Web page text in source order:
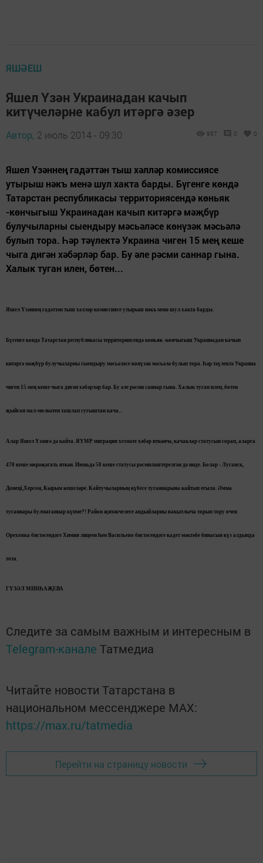
ЯШӘЕШ
Яшел Үзән Украинадан качып
китүчеләрне кабул итәргә әзер
Автор, 2 июль 2014 - 09:30 957 0 0
Яшел Үзәннең гадәттән тыш хәлләр комиссиясе
утырыш нәкъ менә шул хакта барды. Бүгенге көндә
Татарстан республикасы территориясендә көньяк
-көнчыгыш Украинадан качып китәргә мәҗбүр
булучыларны сыендыру мәсьәләсе көнүзәк мәсьәлә
булып тора. Һәр тәүлектә Украина чиген 15 мең кеше
чыга дигән хәбәрләр бар. Бу әле рәсми саннар гына.
Халык туган илен, бөтен...
Яшел Үзәннең гадәттән тыш хәлләр комиссиясе утырыш нәкъ менә шул хакта барды.
Бүгенге көндә Татарстан республикасы территориясендә көньяк -көнчыгыш Украинадан качып
китәргә мәҗбүр булучыларны сыендыру мәсьәләсе көнүзәк мәсьәлә булып тора. Һәр тәүлектә Украина
чиген 15 мең кеше чыга дигән хәбәрләр бар. Бу әле рәсми саннар гына. Халык туган илен, бөтен
җыйган мал-мөлкәтен ташлап сугыштан кача...
Алар Яшел Үзәнгә дә кайта. ЯҮМР миграция хезмәте хәбәр иткәнчә, качаклар статусын сорап, аларга
470 кеше мөрәҗәгать иткән. Июньдә 50 кеше статусы рәсмиләштерелгән дә инде. Болар - Луганск,
Донеці,Херсон, Кырым кешеләре. Кайтучыларның күбесе туганнарына кайтып егыла. Әмма
туганнары булмаганнар күпме?! Район җитәкчелеге андыйларны вакытлыча торып тору өчен
Ореховка бистәсендәге Химия лицеен һәм Васильево бистәсендәге кадет мәктәбе бинасын күз алдында
тота.
ГҮЗӘЛ МИНҺАҖЕВА
Следите за самым важным и интересным в
Telegram-канале Татмедиа
Читайте новости Татарстана в
национальном мессенджере MАХ:
https://max.ru/tatmedia
Перейти на страницу новости